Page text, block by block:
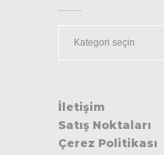
İletişim
Satış Noktaları
Çerez Politikası